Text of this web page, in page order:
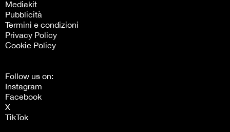
Mediakit
Pubblicità
Termini e condizioni
Privacy Policy
Cookie Policy
Follow us on:
Instagram
Facebook
X
TikTok